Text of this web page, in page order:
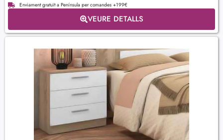
Enviament gratuït a Península per comandes +199€
VEURE DETALLS